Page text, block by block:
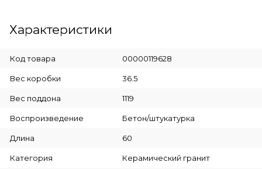
Характеристики
Код товара 00000119628
Вес коробки 36.5
Вес поддона 1119
Воспроизведение Бетон/штукатурка
Длина 60
Категория Керамический гранит